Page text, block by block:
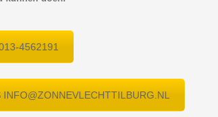
4562191
INFO@ZONNEVLECHTTILBURG.NL